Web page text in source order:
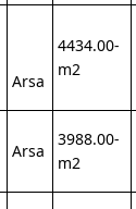
Arsa
4434.00-
m2
Arsa
3988.00-
m2